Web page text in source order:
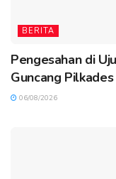
BERITA
Pengesahan di
Guncang
06/08/2026